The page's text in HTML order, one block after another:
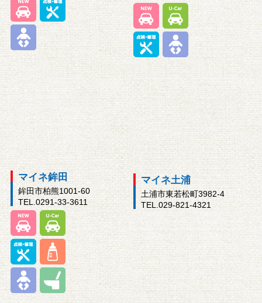
マイネ鉾田
鉾田市柏熊1001-60
TEL.0291-33-3611
マイネ土浦
土浦市東若松町3982-4
TEL.029-821-4321